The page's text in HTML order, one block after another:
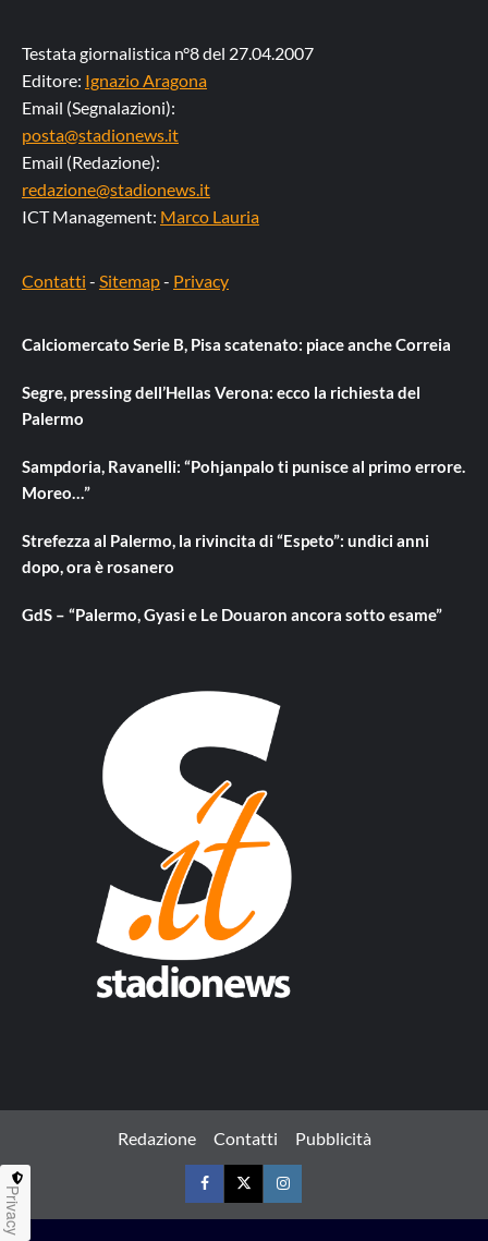
Testata giornalistica n°8 del 27.04.2007
Editore: Ignazio Aragona
Email (Segnalazioni):
posta@stadionews.it
Email (Redazione):
redazione@stadionews.it
ICT Management: Marco Lauria
Contatti - Sitemap- Privacy
Calciomercato Serie B, Pisa scatenato: piace anche Correia
Segre, pressing dell’Hellas Verona: ecco la richiesta del
Palermo
Sampdoria, Ravanelli: “Pohjanpalo ti punisce al primo errore.
Moreo…”
Strefezza al Palermo, la rivincita di “Espeto”: undici anni
dopo, ora è rosanero
GdS – “Palermo, Gyasi e Le Douaron ancora sotto esame”
Redazione Contatti Pubblicità
FacebookTwitterInstagram
Privacy